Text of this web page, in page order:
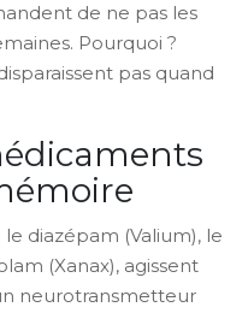
de ne pas les
Pourquoi ?
pas quand
diazépam (Valium), le
(Xanax), agissent
neurotransmetteur